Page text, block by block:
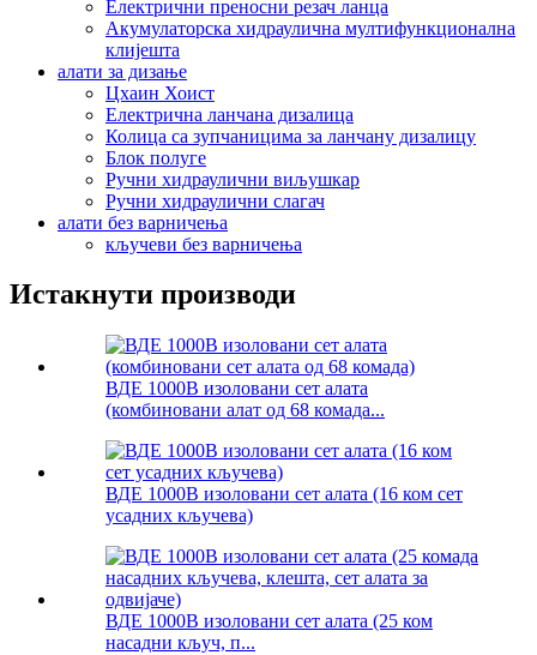
Електрични преносни резач ланца
Акумулаторска хидраулична мултифункционална
клијешта
алати за дизање
Цхаин Хоист
Електрична ланчана дизалица
Колица са зупчаницима за ланчану дизалицу
Блок полуге
Ручни хидраулични виљушкар
Ручни хидраулични слагач
алати без варничења
кључеви без варничења
Истакнути производи
ВДЕ 1000В изоловани сет алата
(комбиновани алат од 68 комада...
ВДЕ 1000В изоловани сет алата (16 ком сет
усадних кључева)
ВДЕ 1000В изоловани сет алата (25 ком
насадни кључ, п...